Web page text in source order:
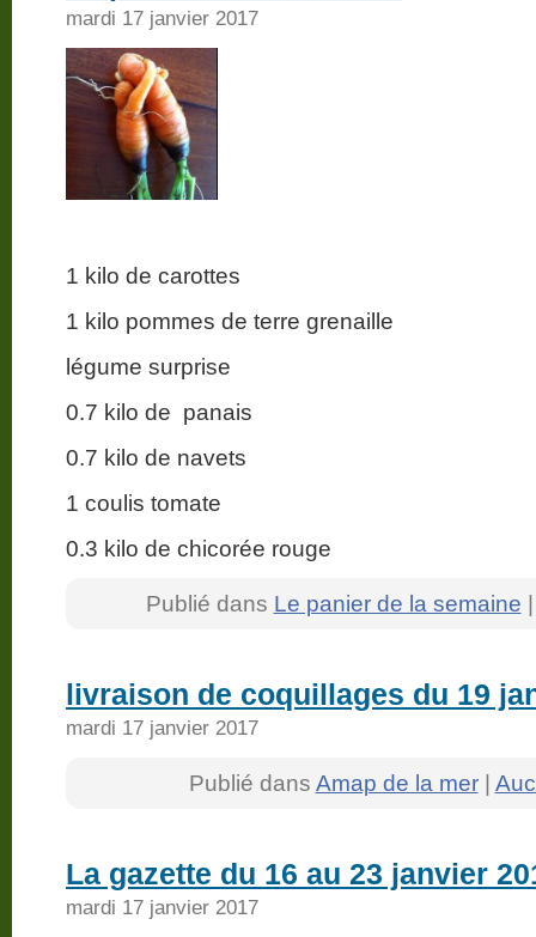
mardi 17 janvier 2017
1 kilo de carottes
1 kilo pommes de terre grenaille
légume surprise
0.7 kilo de panais
0.7 kilo de navets
1 coulis tomate
0.3 kilo de chicorée rouge
Publié dans Le panier de la semaine
livraison de coquillages du 19
mardi 17 janvier 2017
Publié dans Amap de la mer|
La gazette du 16 au 23 janvier
mardi 17 janvier 2017